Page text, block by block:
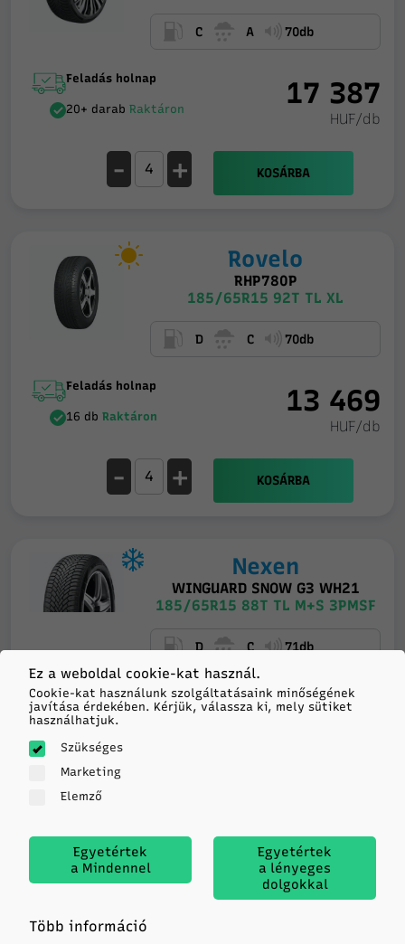
C A 70db
Feladás holnap
20+ darabRaktáron 17 387
HUF/db
- + KOSÁRBA
Rovelo
RHP780P
185/65R15 92T TL XL
D C 70db
Feladás holnap
16 dbRaktáron 13 469
HUF/db
- + KOSÁRBA
Nexen
WINGUARD SNOW G3 WH21
185/65R15 88T TL M+S 3PMSF
D C 71db
Feladás holnap
14 dbRaktáron 18 654
-
Matador
HECTORRA 5
Ez a weboldal cookie-kat használ.
Cookie-kat használunk szolgáltatásaink minőségének
javítása érdekében. Kérjük, válassza ki, mely sütiket
használhatjuk.
Szükséges
Marketing
Elemző
Egyetértek
a Mindennel
Egyetértek
a lényeges
dolgokkal
Több információ